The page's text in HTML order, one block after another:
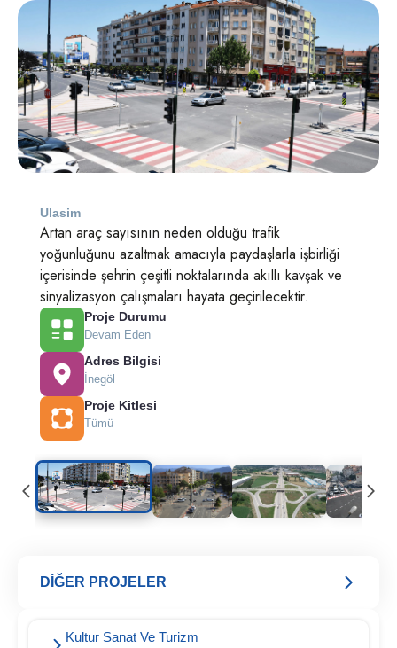
Ulasim
Artan araç sayısının neden olduğu trafik
yoğunluğunu azaltmak amacıyla paydaşlarla işbirliği
içerisinde şehrin çeşitli noktalarında akıllı kavşak ve
sinyalizasyon çalışmaları hayata geçirilecektir.
Proje Durumu
Devam Eden
Adres Bilgisi
İnegöl
Proje Kitlesi
Tümü
DİĞER PROJELER
Kultur Sanat Ve Turizm